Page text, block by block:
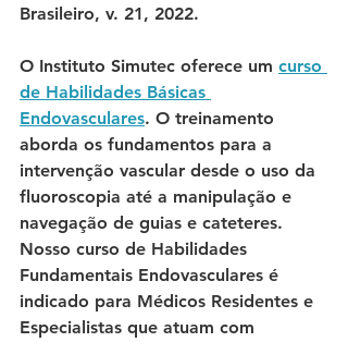
Brasileiro, v. 21, 2022.
O Instituto Simutec oferece um curso
de Habilidades Básicas
Endovasculares. O treinamento
aborda os fundamentos para a
intervenção vascular desde o uso da
fluoroscopia até a manipulação e
navegação de guias e cateteres.
Nosso curso de Habilidades
Fundamentais Endovasculares é
indicado para Médicos Residentes e
Especialistas que atuam com